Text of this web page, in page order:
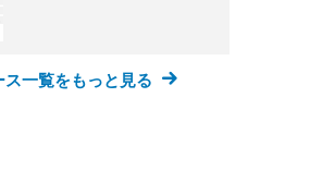
ス一覧をもっと見る